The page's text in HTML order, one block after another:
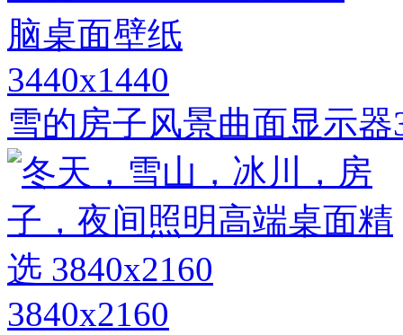
3440x1440
雪的房子风景曲面显示
3840x2160